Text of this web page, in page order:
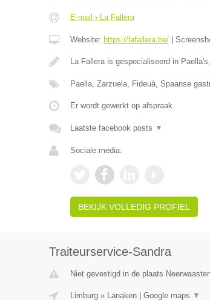
E-mail › La Fallera
Website: https://lafallera.be/|
La Fallera is gespecialiseerd in
Paella, Zarzuela, Fideuà, Spaanse
Er wordt gewerkt op afspraak.
Laatste facebook posts ▼
Sociale media:
BEKIJK VOLLEDIG PROFIEL
Traiteurservice-Sandra
Niet gevestigd in de plaats
Limburg» Lanaken| Google maps ▼